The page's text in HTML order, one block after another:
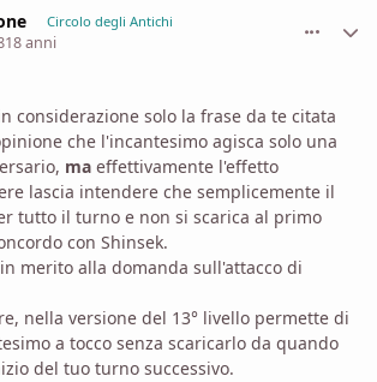
Circolo degli Antichi
18 anni
considerazione solo la frase da te citata
che l'incantesimo agisca solo una
ma effettivamente l'effetto
lascia intendere che semplicemente il
tutto il turno e non si scarica al primo
con Shinsek.
merito alla domanda sull'attacco di
nella versione del 13° livello permette di
a tocco senza scaricarlo da quando
del tuo turno successivo.